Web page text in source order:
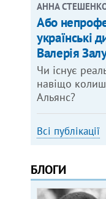
АННА
Або
українські
Валерія
Чи існує
навіщо
Альянс?
Всі публікації
БЛОГИ